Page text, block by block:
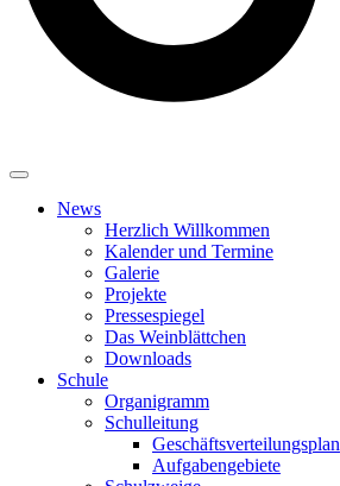
News
Herzlich Willkommen
Kalender und Termine
Galerie
Projekte
Pressespiegel
Das Weinblättchen
Downloads
Schule
Organigramm
Schulleitung
Geschäftsverteilungsplan
Aufgabengebiete